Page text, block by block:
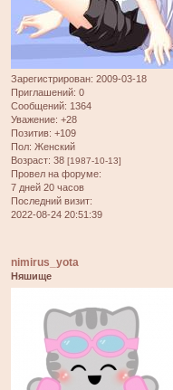
Зарегистрирован: 2009-03-18
Приглашений: 0
Сообщений: 1364
Уважение: +28
Позитив: +109
Пол: Женский
Возраст: 38 [1987-10-13]
Провел на форуме:
7 дней 20 часов
Последний визит:
2022-08-24 20:51:39
nimirus_yota
Няшище